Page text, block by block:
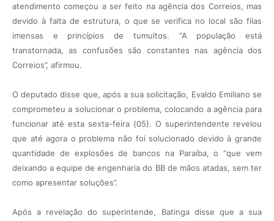
atendimento começou a ser feito na agência dos Correios, mas
devido à falta de estrutura, o que se verifica no local são filas
imensas e princípios de tumultos. “A população está
transtornada, as confusões são constantes nas agência dos
Correios”, afirmou.
O deputado disse que, após a sua solicitação, Evaldo Emiliano se
comprometeu a solucionar o problema, colocando a agência para
funcionar até esta sexta-feira (05). O superintendente revelou
que até agora o problema não foi solucionado devido à grande
quantidade de explosões de bancos na Paraíba, o “que vem
deixando a equipe de engenharia do BB de mãos atadas, sem ter
como apresentar soluções”.
Após a revelação do superintende, Batinga disse que a sua